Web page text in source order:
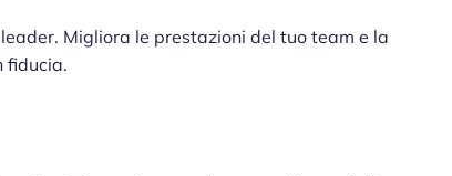
Migliora le prestazioni del tuo team e la
fiducia.